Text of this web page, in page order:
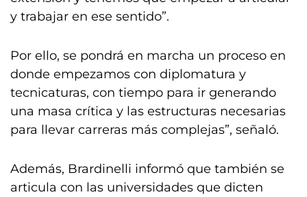
y trabajar en ese sentido”.
Por ello, se pondrá en marcha un proceso en
donde empezamos con diplomatura y
tecnicaturas, con tiempo para ir generando
una masa crítica y las estructuras necesarias
para llevar carreras más complejas”, señaló.
Además, Brardinelli informó que también se
articula con las universidades que dicten